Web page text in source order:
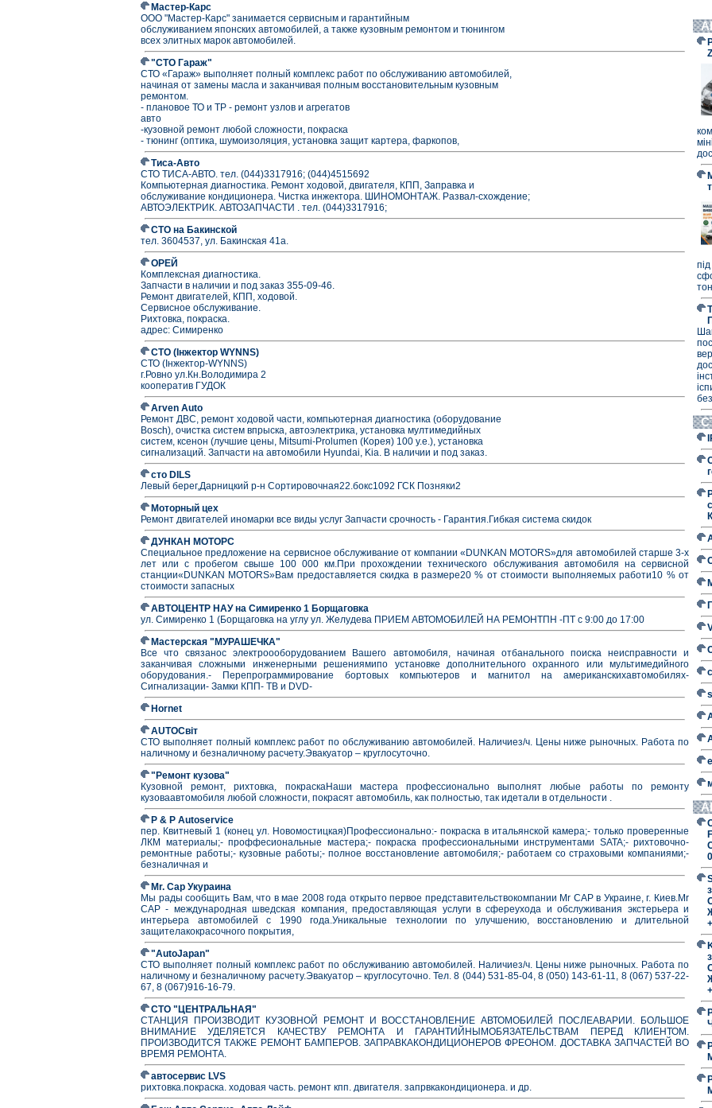
Мастер-Карс
ООО "Мастер-Карс" занимается сервисным и гарантийным
обслуживанием японских автомобилей, а также кузовным ремонтом и тюнингом
всех элитных марок автомобилей.
"СТО Гараж"
СТО «Гараж» выполняет полный комплекс работ по обслуживанию автомобилей,
начиная от замены масла и заканчивая полным восстановительным кузовным
ремонтом.
- плановое ТО и ТР - ремонт узлов и агрегатов
авто
-кузовной ремонт любой сложности, покраска
- тюнинг (оптика, шумоизоляция, установка защит картера, фаркопов,
Тиса-Авто
СТО ТИСА-АВТО. тел. (044)3317916; (044)4515692
Компьютерная диагностика. Ремонт ходовой, двигателя, КПП, Заправка и
обслуживание кондиционера. Чистка инжектора. ШИНОМОНТАЖ. Развал-схождение;
АВТОЭЛЕКТРИК. АВТОЗАПЧАСТИ . тел. (044)3317916;
СТО на Бакинской
тел. 3604537, ул. Бакинская 41а.
ОРЕЙ
Комплексная диагностика.
Запчасти в наличии и под заказ 355-09-46.
Ремонт двигателей, КПП, ходовой.
Сервисное обслуживание.
Рихтовка, покраска.
адрес: Симиренко
СТО (Інжектор WYNNS)
СТО (Інжектор-WYNNS)
г.Ровно ул.Кн.Володимира 2
кооператив ГУДОК
Arven Auto
Ремонт ДВС, ремонт ходовой части, компьютерная диагностика (оборудование
Bosch), очистка систем впрыска, автоэлектрика, установка мултимедийных
систем, ксенон (лучшие цены, Mitsumi-Prolumen (Корея) 100 у.е.), установка
сигнализаций. Запчасти на автомобили Hyundai, Kia. В наличии и под заказ.
сто DILS
Левый берег,Дарницкий р-н Сортировочная22.бокс1092 ГСК Позняки2
Моторный цех
Ремонт двигателей иномарки все виды услуг Запчасти срочность - Гарантия.Гибкая система скидок
ДУНКАН МОТОРС
Специальное предложение на сервисное обслуживание от компании «DUNKAN MOTORS»для автомобилей старше 3-х
лет или с пробегом свыше 100 000 км.При прохождении технического обслуживания автомобиля на сервисной
станции«DUNKAN MOTORS»Вам предоставляется скидка в размере20 % от стоимости выполняемых работи10 % от
стоимости запасных
АВТОЦЕНТР НАУ на Симиренко 1 Борщаговка
ул. Симиренко 1 (Борщаговка на углу ул. Желудева ПРИЕМ АВТОМОБИЛЕЙ НА РЕМОНТПН -ПТ с 9:00 до 17:00
Мастерская "МУРАШЕЧКА"
Все что связанос электроооборудованием Вашего автомобиля, начиная отбанального поиска неисправности и
заканчивая сложными инженерными решениямипо установке дополнительного охранного или мультимедийного
оборудования.- Перепрограммирование бортовых компьютеров и магнитол на американскихавтомобилях-
Сигнализации- Замки КПП- ТВ и DVD-
Hornet
AUTOСвіт
СТО выполняет полный комплекс работ по обслуживанию автомобилей. Наличиез/ч. Цены ниже рыночных. Работа по
наличному и безналичному расчету.Эвакуатор – круглосуточно.
"Ремонт кузова"
Кузовной ремонт, рихтовка, покраскаНаши мастера профессионально выполнят любые работы по ремонту
кузоваавтомобиля любой сложности, покрасят автомобиль, как полностью, так идетали в отдельности .
P & P Autoservice
пер. Квитневый 1 (конец ул. Новомостицкая)Профессионально:- покраска в итальянской камера;- только проверенные
ЛКМ материалы;- проффесиональные мастера;- покраска профессиональными инструментами SATA;- рихтовочно-
ремонтные работы;- кузовные работы;- полное восстановление автомобиля;- работаем со страховыми компаниями;-
безналичная и
Mr. Cap Укураина
Мы рады сообщить Вам, что в мае 2008 года открыто первое представительствокомпании Mr CAP в Украине, г. Киев.Mr
CAP - международная шведская компания, предоставляющая услуги в сфереухода и обслуживания экстерьера и
интерьера автомобилей с 1990 года.Уникальные технологии по улучшению, восстановлению и длительной
защителакокрасочного покрытия,
"AutoJapan"
СТО выполняет полный комплекс работ по обслуживанию автомобилей. Наличиез/ч. Цены ниже рыночных. Работа по
наличному и безналичному расчету.Эвакуатор – круглосуточно. Тел. 8 (044) 531-85-04, 8 (050) 143-61-11, 8 (067) 537-22-
67, 8 (067)916-16-79.
СТО "ЦЕНТРАЛЬНАЯ"
СТАНЦИЯ ПРОИЗВОДИТ КУЗОВНОЙ РЕМОНТ И ВОССТАНОВЛЕНИЕ АВТОМОБИЛЕЙ ПОСЛЕАВАРИИ. БОЛЬШОЕ
ВНИМАНИЕ УДЕЛЯЕТСЯ КАЧЕСТВУ РЕМОНТА И ГАРАНТИЙНЫМОБЯЗАТЕЛЬСТВАМ ПЕРЕД КЛИЕНТОМ.
ПРОИЗВОДИТСЯ ТАКЖЕ РЕМОНТ БАМПЕРОВ. ЗАПРАВКАКОНДИЦИОНЕРОВ ФРЕОНОМ. ДОСТАВКА ЗАПЧАСТЕЙ ВО
ВРЕМЯ РЕМОНТА.
автосервис LVS
рихтовка.покраска. ходовая часть. ремонт кпп. двигателя. запрвкакондиционера. и др.